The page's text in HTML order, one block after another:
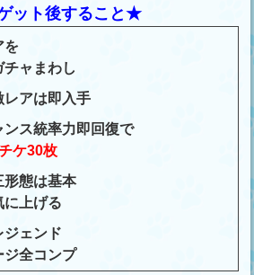
ット後すること★
を
ャまわし
レアは即入手
ンス統率力即回復で
ケ30枚
形態は基本
に上げる
ジェンド
ジ全コンプ